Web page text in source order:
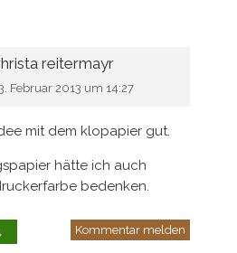
reitermayr
Februar 2013 um 14:27
mit dem klopapier gut.
hätte ich auch
bedenken.
Kommentar melden